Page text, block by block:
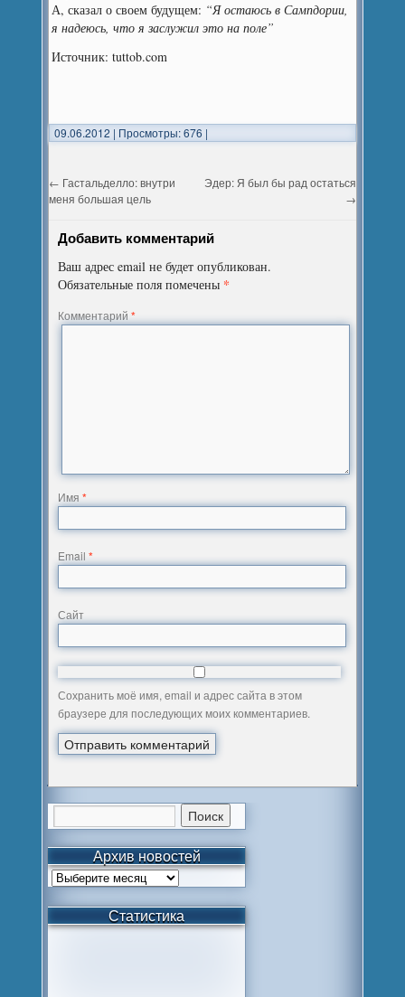
А, сказал о своем будущем: “Я остаюсь в Сампдории,
я надеюсь, что я заслужил это на поле”
Источник: tuttob.com
09.06.2012 | Просмотры: 676 |
← Гастальделло: внутри
меня большая цель
Эдер: Я был бы рад остаться
→
Добавить комментарий
Ваш адрес email не будет опубликован.
Обязательные поля помечены *
Комментарий*
Имя*
Email*
Сайт
Сохранить моё имя, email и адрес сайта в этом
браузере для последующих моих комментариев.
Архив новостей
Статистика